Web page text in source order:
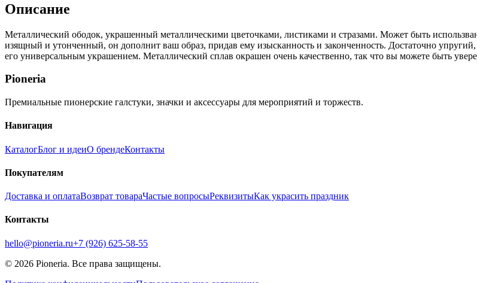
Описание
Металлический ободок, украшенный металлическими цветочками, листиками и стразами. Может быть
изящный и утонченный, он дополнит ваш образ, придав ему изысканность и законченность. Достаточно
его универсальным украшением. Металлический сплав окрашен очень качественно, так что вы можете быть
Pioneria
Премиальные пионерские галстуки, значки и аксессуары для мероприятий и торжеств.
Навигация
КаталогБлог и идеиО брендеКонтакты
Покупателям
Доставка и оплатаВозврат товараЧастые вопросыРеквизитыКак украсить праздник
Контакты
hello@pioneria.ru+7 (926) 625-58-55
© 2026 Pioneria. Все права защищены.